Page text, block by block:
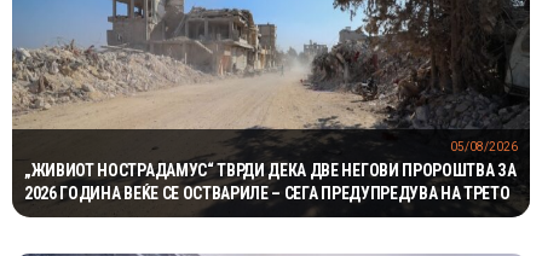
„ЖИВИОТ НОСТРАДАМУС“ ТВРДИ ДЕКА ДВЕ НЕГОВИ ПРОРОШТВА ЗА
2026 ГОДИНА ВЕЌЕ СЕ ОСТВАРИЛЕ – СЕГА ПРЕДУПРЕДУВА НА ТРЕТО
05/08/2026